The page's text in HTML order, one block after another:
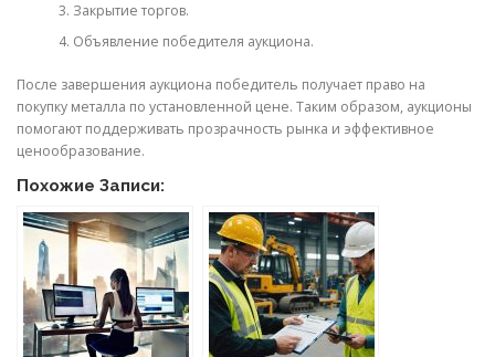
Закрытие торгов.
Объявление победителя аукциона.
После завершения аукциона победитель получает право на
покупку металла по установленной цене. Таким образом, аукционы
помогают поддерживать прозрачность рынка и эффективное
ценообразование.
Похожие Записи: